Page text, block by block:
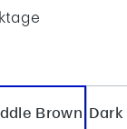
Brown Dark